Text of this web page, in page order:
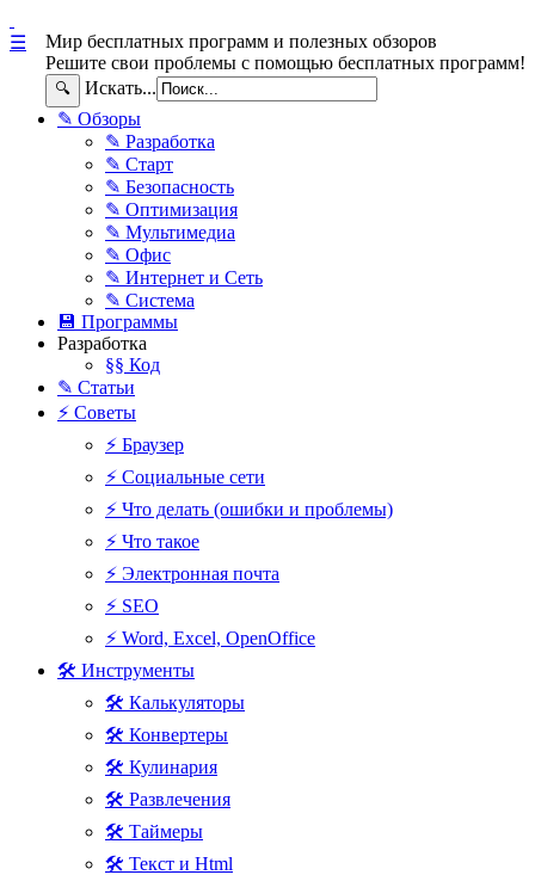
Мир бесплатных программ и полезных обзоров
Решите свои проблемы с помощью бесплатных программ!
🔍 Искать...
☰
✎ Обзоры
✎ Разработка
✎ Старт
✎ Безопасность
✎ Оптимизация
✎ Мультимедиа
✎ Офис
✎ Интернет и Сеть
✎ Система
💾 Программы
Разработка
§§ Код
✎ Статьи
⚡ Советы
⚡ Браузер
⚡ Социальные сети
⚡ Что делать (ошибки и проблемы)
⚡ Что такое
⚡ Электронная почта
⚡ SEO
⚡ Word, Excel, OpenOffice
🛠 Инструменты
🛠 Калькуляторы
🛠 Конвертеры
🛠 Кулинария
🛠 Развлечения
🛠 Таймеры
🛠 Текст и Html